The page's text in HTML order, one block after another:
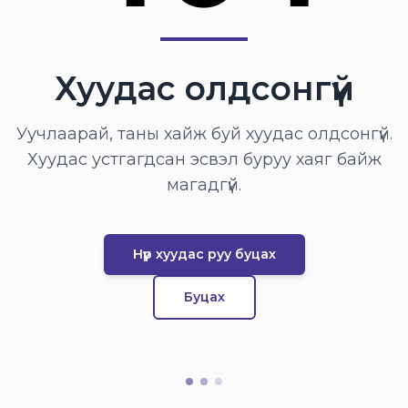
Хуудас олдсонгүй
Уучлаарай, таны хайж буй хуудас олдсонгүй.
Хуудас устгагдсан эсвэл буруу хаяг байж
магадгүй.
Нүүр хуудас руу буцах
Буцах